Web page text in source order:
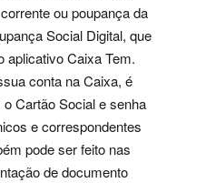
ou poupança da
Social Digital, que
aplicativo Caixa Tem.
conta na Caixa, é
Cartão Social e senha
e correspondentes
pode ser feito nas
de documento